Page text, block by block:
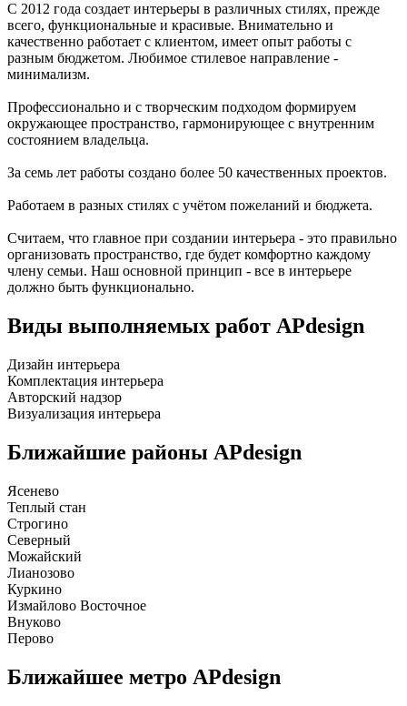
С 2012 года создает интерьеры в различных стилях, прежде
всего, функциональные и красивые. Внимательно и
качественно работает с клиентом, имеет опыт работы с
разным бюджетом. Любимое стилевое направление -
минимализм.
Профессионально и с творческим подходом формируем
окружающее пространство, гармонирующее с внутренним
состоянием владельца.
За семь лет работы создано более 50 качественных проектов.
Работаем в разных стилях с учётом пожеланий и бюджета.
Считаем, что главное при создании интерьера - это правильно
организовать пространство, где будет комфортно каждому
члену семьи. Наш основной принцип - все в интерьере
должно быть функционально.
Виды выполняемых работ APdesign
Дизайн интерьера
Комплектация интерьера
Авторский надзор
Визуализация интерьера
Ближайшие районы APdesign
Ясенево
Теплый стан
Строгино
Северный
Можайский
Лианозово
Куркино
Измайлово Восточное
Внуково
Перово
Ближайшее метро APdesign